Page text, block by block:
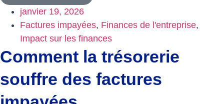
janvier 19, 2026
Factures impayées, Finances de l'entreprise,
Impact sur les finances
Comment la trésorerie
souffre des factures